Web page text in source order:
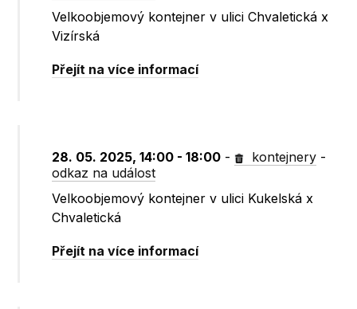
Velkoobjemový kontejner v ulici Chvaletická x
Vizírská
Přejít na více informací
28. 05. 2025, 14:00 - 18:00 - kontejnery -
odkaz na událost
Velkoobjemový kontejner v ulici Kukelská x
Chvaletická
Přejít na více informací